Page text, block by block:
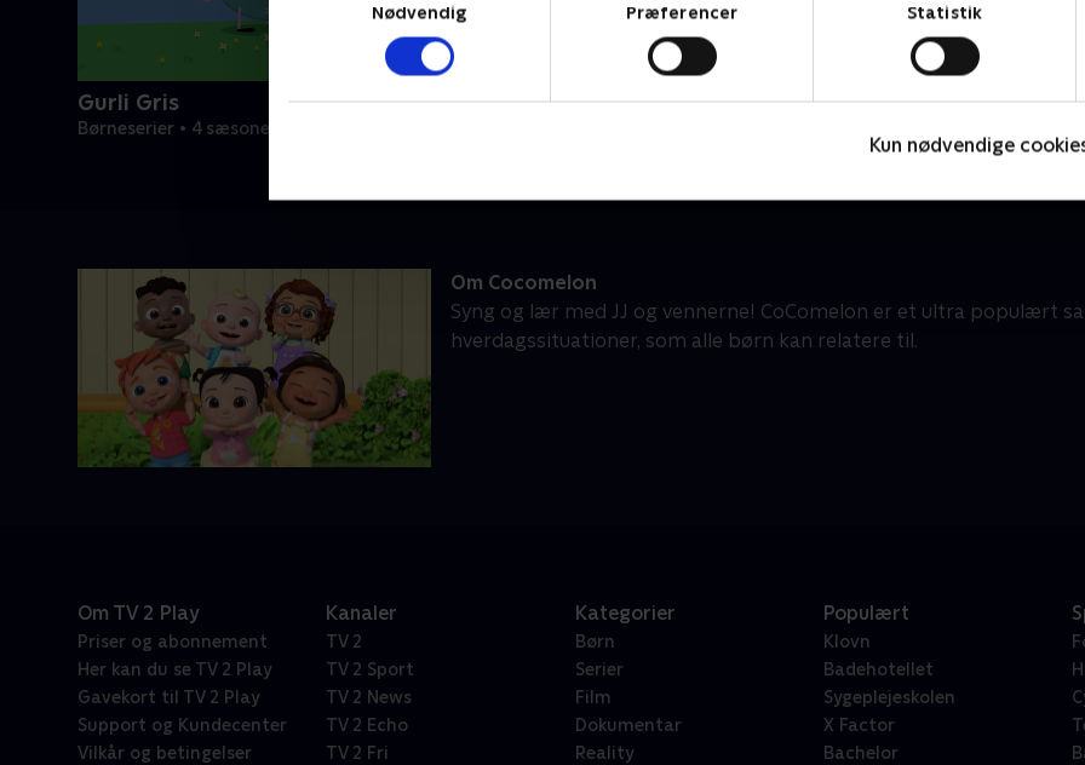
Nødvendig
Præferencer Statistik
Kun nødvendige
Gurli Gris
Børneserier • 4 sæsoner
Om Cocomelon
Syng og lær med JJ og vennerne! CoComelon er et ultra populært
hverdagssituationer, som alle børn kan relatere til.
Om TV 2 Play
Priser og abonnement
Her kan du se TV 2 Play
Gavekort til TV 2 Play
Support og Kundecenter
Vilkår og betingelser
Kanaler
TV 2
TV 2 Sport
TV 2 News
TV 2 Echo
TV 2 Fri
Kategorier
Børn
Serier
Film
Dokumentar
Reality
Populært
Klovn
Badehotellet
Sygeplejeskolen
X Factor
Bachelor